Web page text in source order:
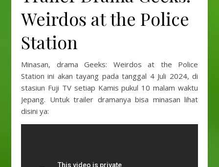
Weirdos at the Police
Station
Minasan, drama Geeks: Weirdos at the Police
Station ini akan tayang pada tanggal 4 Juli 2024, di
stasiun Fuji TV setiap Kamis pukul 10 malam waktu
Jepang. Untuk trailer dramanya bisa minasan lihat
disini ya: